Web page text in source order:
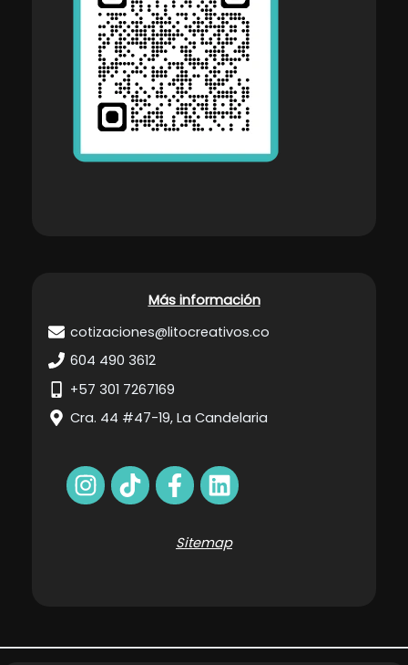
Más información
cotizaciones@litocreativos.co
604 490 3612
+57 301 7267169
Cra. 44 #47-19, La Candelaria
Sitemap